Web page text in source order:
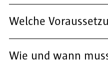
Welche
Wie und wann